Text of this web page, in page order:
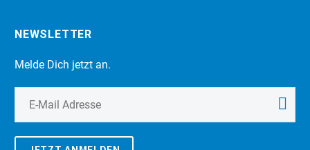
NEWSLETTER
Melde Dich jetzt an.